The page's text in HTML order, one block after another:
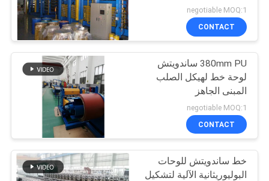
المعمل
مراقبة
الجودة
اتصل
أخبار
negotiable MOQ:1
CONTACT
380mm PU ساندويتش
لوحة خط لهيكل الصلب
المبنى الجاهز
negotiable MOQ:1
CONTACT
خط ساندويتش للوحات
البوليوريثانية الآلية لتشكيل